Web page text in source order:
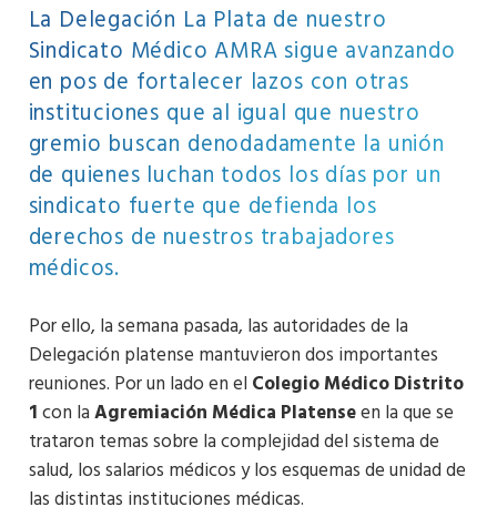
La Delegación La Plata de nuestro
Sindicato Médico AMRA sigue avanzando
en pos de fortalecer lazos con otras
instituciones que al igual que nuestro
gremio buscan denodadamente la unión
de quienes luchan todos los días por un
sindicato fuerte que defienda los
derechos de nuestros trabajadores
médicos.
Por ello, la semana pasada, las autoridades de la
Delegación platense mantuvieron dos importantes
reuniones. Por un lado en el Colegio Médico Distrito
1con laAgremiación Médica Platenseen la que se
trataron temas sobre la complejidad del sistema de
salud, los salarios médicos y los esquemas de unidad de
las distintas instituciones médicas.